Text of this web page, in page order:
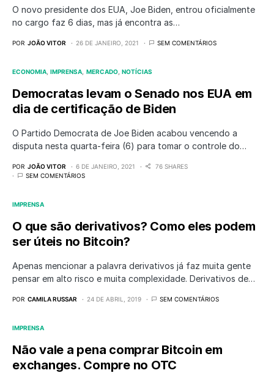
O novo presidente dos EUA, Joe Biden, entrou oficialmente
no cargo faz 6 dias, mas já encontra as…
POR JOÃO VITOR 26 DE JANEIRO, 2021 SEM COMENTÁRIOS
ECONOMIA IMPRENSA MERCADO NOTÍCIAS
Democratas levam o Senado nos EUA em
dia de certificação de Biden
O Partido Democrata de Joe Biden acabou vencendo a
disputa nesta quarta-feira (6) para tomar o controle do…
POR JOÃO VITOR 6 DE JANEIRO, 2021
76 SHARES
SEM COMENTÁRIOS
IMPRENSA
O que são derivativos? Como eles podem
ser úteis no Bitcoin?
Apenas mencionar a palavra derivativos já faz muita gente
pensar em alto risco e muita complexidade. Derivativos de…
POR CAMILA RUSSAR 24 DE ABRIL, 2019 SEM COMENTÁRIOS
IMPRENSA
Não vale a pena comprar Bitcoin em
exchanges. Compre no OTC